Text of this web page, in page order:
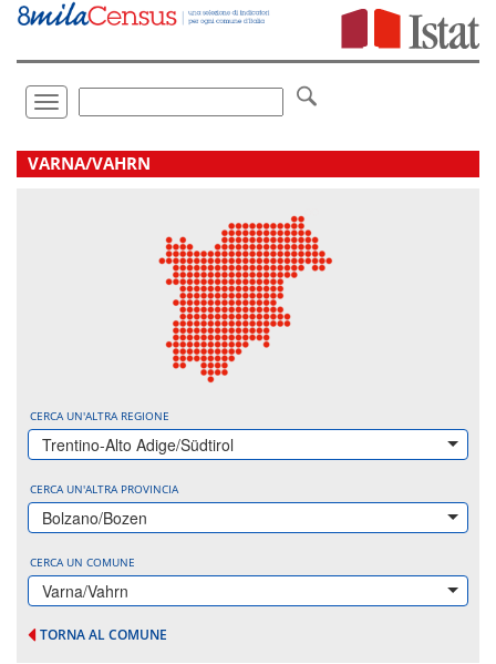
Vai
direttamente
Toggle
navigation
.
VARNA/VAHRN
CERCA UN'ALTRA REGIONE
Trentino-Alto Adige/Südtirol
CERCA UN'ALTRA PROVINCIA
Bolzano/Bozen
CERCA UN COMUNE
Varna/Vahrn
TORNA AL COMUNE